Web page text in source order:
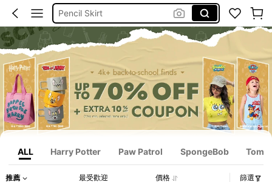
莫代爾長褲
米白色短版西裝外套
洋裝
銀色背心
Care Bears
孕婦裝
Under Armour
ALL Harry Potter Paw Patrol SpongeBob Tom
推薦 最受歡迎 價格 篩選